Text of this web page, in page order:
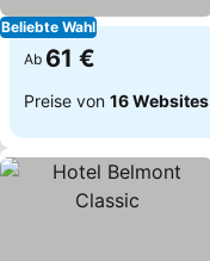
Beliebte Wahl
Ab 61 €
Preise von 16 Websites